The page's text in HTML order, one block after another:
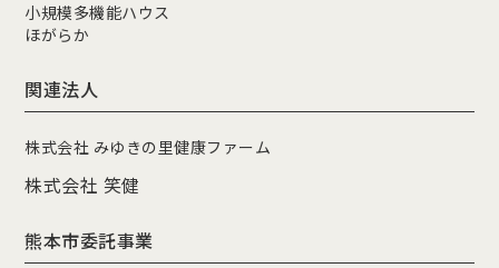
小規模多機能ハウス
ほがらか
関連法人
株式会社 みゆきの里健康ファーム
株式会社 笑健
熊本市委託事業